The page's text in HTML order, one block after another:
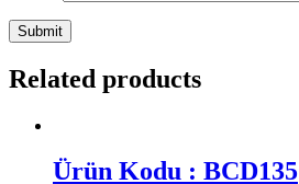
Related products
Ürün Kodu : BCD135